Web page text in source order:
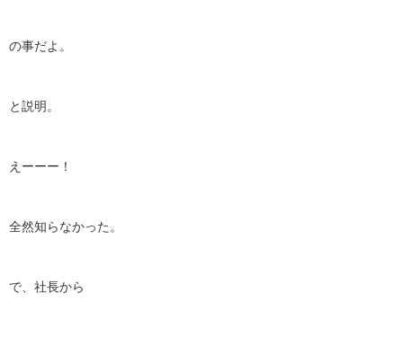
の事だよ。
と説明。
えーーー！
全然知らなかった。
で、社長から